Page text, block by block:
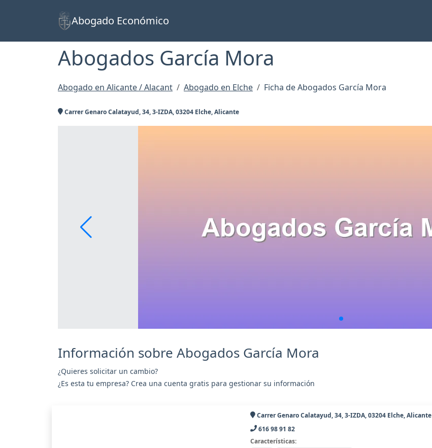
Abogado Económico
Abogados García Mora
Abogado en Alicante / Alacant Abogado en Elche Ficha de Abogados García Mora
Carrer Genaro Calatayud, 34, 3-IZDA, 03204 Elche, Alicante
Información sobre Abogados García Mora
¿Quieres solicitar un cambio?
¿Es esta tu empresa? Crea una cuenta gratis para gestionar su información
Carrer Genaro Calatayud, 34, 3-IZDA, 03204 Elche, Alicante
616 98 91 82
Características: